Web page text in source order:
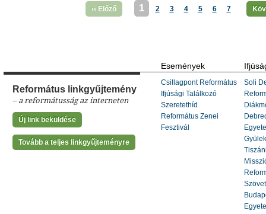
‹‹ Előző 1 2 3 4 5 6 7
Református linkgyűjtemény
– a reformátusság az interneten
Új link beküldése
Tovább a teljes linkgyűjteményre
Események
Csillagpont Református
Ifjúsági Találkozó
Szeretethíd
Református Zenei
Fesztivál
Soli